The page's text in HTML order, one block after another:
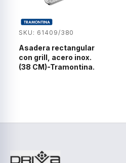
SKU: 61409/380
Asadera rectangular
con grill, acero inox.
(38 CM)-Tramontina.